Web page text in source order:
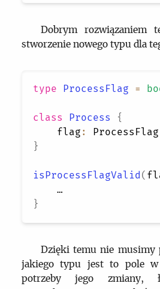
Dobrym rozwiązaniem
stworzenie nowego typu dla
type ProcessFlag =
class Process
{
    flag
: ProcessFlag
}
isProcessFlagValid (
}
Dzięki temu nie musimy
jakiego typu jest to pole
potrzeby jego zmiany,